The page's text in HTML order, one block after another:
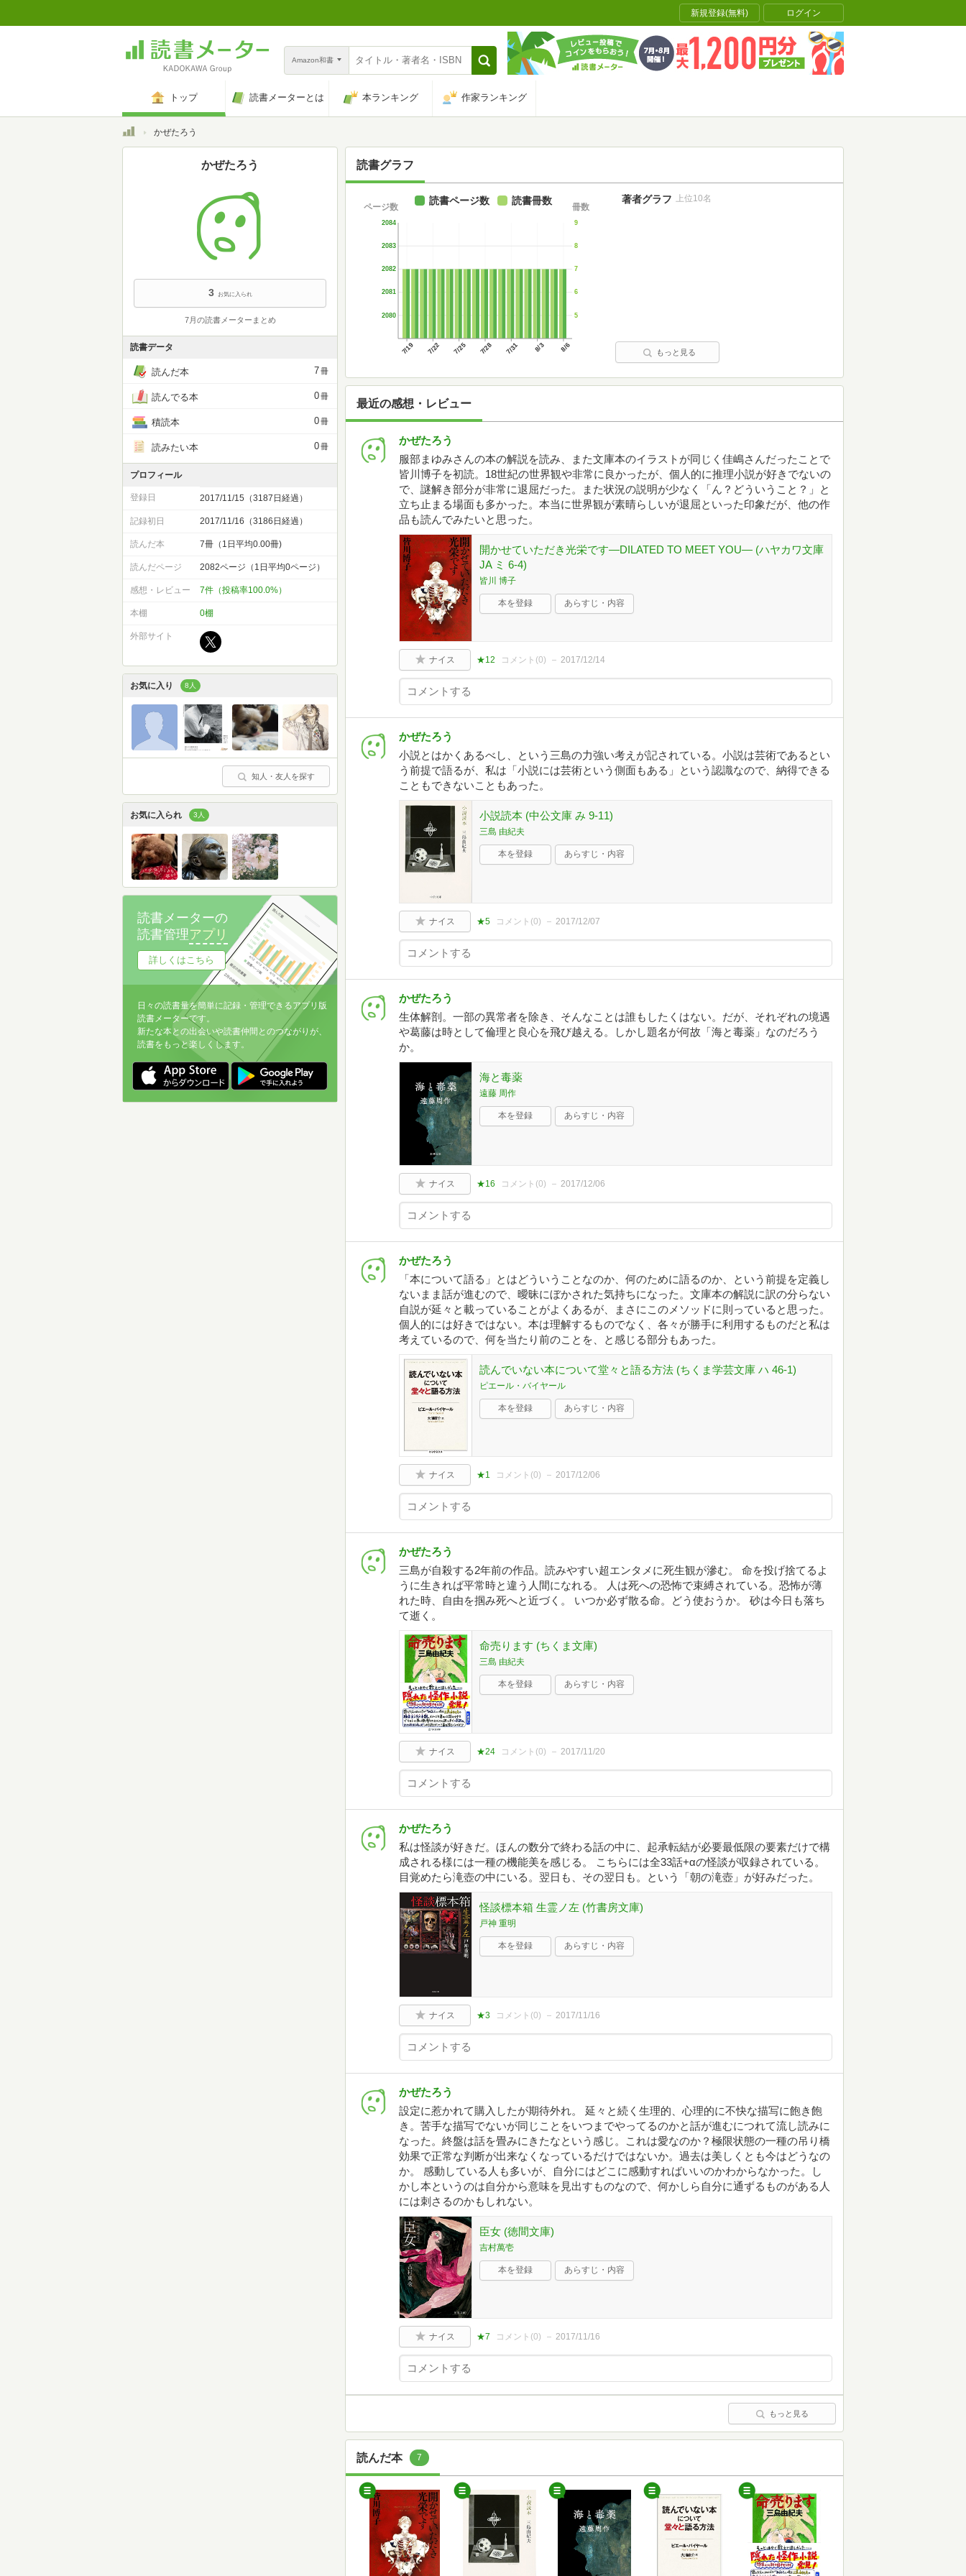
新規登録(無料) ログイン
Amazon和書
トップ 読書メーターとは 本ランキング 作家ランキング
トップかぜたろう
読書グラフ
7/19 7/22 7/25 7/28 7/31 8/3 8/6
2080
2081
2082
2083
2084
ページ数
5
6
7
8
9
冊数
読書ページ数 読書冊数 著者グラフ 上位10名
もっと見る
最近の感想・レビュー
かぜたろう
服部まゆみさんの本の解説を読み、また文庫本のイラストが同じく佳嶋さんだったことで
皆川博子を初読。18世紀の世界観や非常に良かったが、個人的に推理小説が好きでないの
で、謎解き部分が非常に退屈だった。また状況の説明が少なく「ん？どういうこと？」と
立ち止まる場面も多かった。本当に世界観が素晴らしいが退屈といった印象だが、他の作
品も読んでみたいと思った。
開かせていただき光栄です―DILATED TO MEET YOU― (ハヤカワ文庫
JA ミ 6-4)
皆川 博子
本を登録 あらすじ・内容
ナイス ★12 コメント(0) 2017/12/14
かぜたろう
小説とはかくあるべし、という三島の力強い考えが記されている。小説は芸術であるとい
う前提で語るが、私は「小説には芸術という側面もある」という認識なので、納得できる
こともできないこともあった。
小説読本 (中公文庫 み 9-11)
三島 由紀夫
本を登録 あらすじ・内容
ナイス ★5 コメント(0) 2017/12/07
かぜたろう
生体解剖。一部の異常者を除き、そんなことは誰もしたくはない。だが、それぞれの境遇
や葛藤は時として倫理と良心を飛び越える。しかし題名が何故「海と毒薬」なのだろう
か。
海と毒薬
遠藤 周作
本を登録 あらすじ・内容
ナイス ★16 コメント(0) 2017/12/06
かぜたろう
「本について語る」とはどういうことなのか、何のために語るのか、という前提を定義し
ないまま話が進むので、曖昧にぼかされた気持ちになった。文庫本の解説に訳の分らない
自説が延々と載っていることがよくあるが、まさにこのメソッドに則っていると思った。
個人的には好きではない。本は理解するものでなく、各々が勝手に利用するものだと私は
考えているので、何を当たり前のことを、と感じる部分もあった。
読んでいない本について堂々と語る方法 (ちくま学芸文庫 ハ 46-1)
ピエール・バイヤール
本を登録 あらすじ・内容
ナイス ★1 コメント(0) 2017/12/06
かぜたろう
三島が自殺する2年前の作品。読みやすい超エンタメに死生観が滲む。 命を投げ捨てるよ
うに生きれば平常時と違う人間になれる。 人は死への恐怖で束縛されている。恐怖が薄
れた時、自由を掴み死へと近づく。 いつか必ず散る命。どう使おうか。 砂は今日も落ち
て逝く。
命売ります (ちくま文庫)
三島 由紀夫
本を登録 あらすじ・内容
ナイス ★24 コメント(0) 2017/11/20
かぜたろう
私は怪談が好きだ。ほんの数分で終わる話の中に、起承転結が必要最低限の要素だけで構
成される様には一種の機能美を感じる。 こちらには全33話+αの怪談が収録されている。
目覚めたら滝壺の中にいる。翌日も、その翌日も。という「朝の滝壺」が好みだった。
怪談標本箱 生霊ノ左 (竹書房文庫)
戸神 重明
本を登録 あらすじ・内容
ナイス ★3 コメント(0) 2017/11/16
かぜたろう
設定に惹かれて購入したが期待外れ。 延々と続く生理的、心理的に不快な描写に飽き飽
き。苦手な描写でないが同じことをいつまでやってるのかと話が進むにつれて流し読みに
なった。終盤は話を畳みにきたなという感じ。これは愛なのか？極限状態の一種の吊り橋
効果で正常な判断が出来なくなっているだけではないか。過去は美しくとも今はどうなの
か。 感動している人も多いが、自分にはどこに感動すればいいのかわからなかった。し
かし本というのは自分から意味を見出すものなので、何かしら自分に通ずるものがある人
には刺さるのかもしれない。
臣女 (徳間文庫)
吉村萬壱
本を登録 あらすじ・内容
ナイス ★7 コメント(0) 2017/11/16
もっと見る
読んだ本 7
かぜたろう
3 お気に入られ
7月の読書メーターまとめ
読書データ
読んだ本 7冊
読んでる本 0冊
積読本 0冊
読みたい本 0冊
プロフィール
登録日 2017/11/15（3187日経過）
記録初日 2017/11/16（3186日経過）
読んだ本 7冊（1日平均0.00冊)
読んだページ 2082ページ（1日平均0ページ）
感想・レビュー 7件（投稿率100.0%）
本棚 0棚
外部サイト
お気に入り 8人
知人・友人を探す
お気に入られ 3人
読書メーターの
読書管理アプリ
詳しくはこちら
日々の読書量を簡単に記録・管理できるアプリ版
読書メーターです。
新たな本との出会いや読書仲間とのつながりが、
読書をもっと楽しくします。